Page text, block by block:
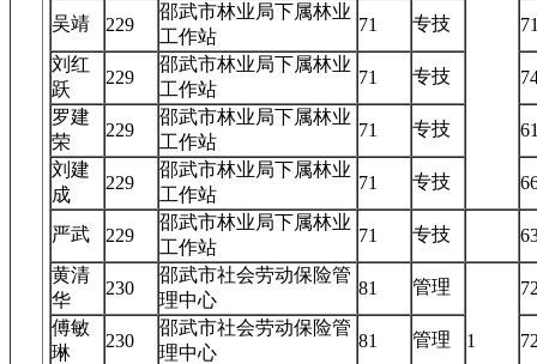
吴靖 229
邵武市林业局下属林业
工作站
71 专技
刘红
跃
229
邵武市林业局下属林业
工作站
71 专技
罗建
荣
229
邵武市林业局下属林业
工作站
71 专技
刘建
成
229
邵武市林业局下属林业
工作站
71 专技
严武 229
邵武市林业局下属林业
工作站
71 专技
黄清
华
230
邵武市社会劳动保险管
理中心
81 管理
1
傅敏
琳
230
邵武市社会劳动保险管
理中心
81 管理